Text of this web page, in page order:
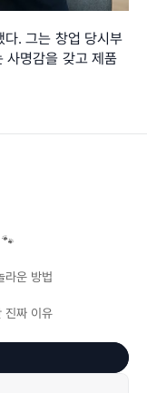
. 그는 창업 당시부
사명감을 갖고 제품
🐾
라운 방법
진짜 이유